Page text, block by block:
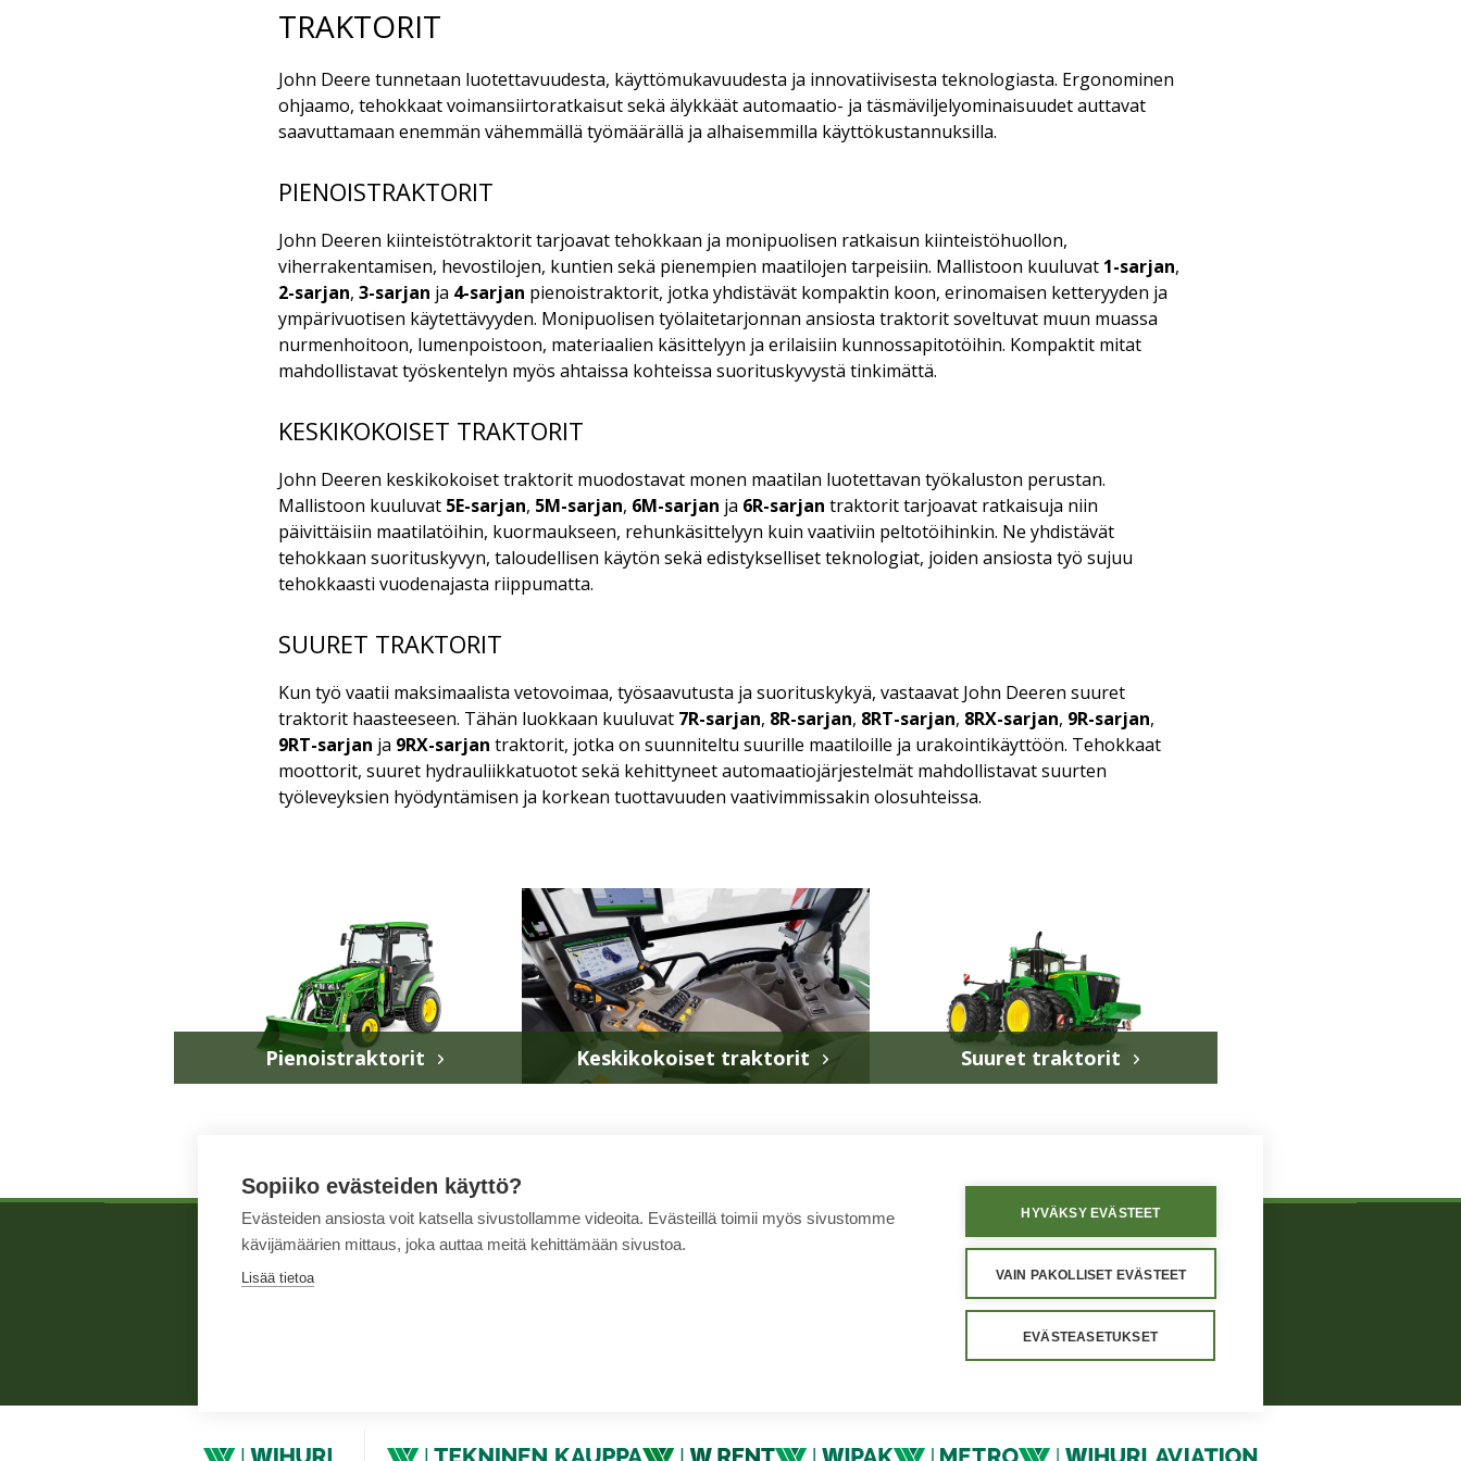
TRAKTORIT
John Deere tunnetaan luotettavuudesta, käyttömukavuudesta ja innovatiivisesta teknologiasta. Ergonominen
ohjaamo, tehokkaat voimansiirtoratkaisut sekä älykkäät automaatio- ja täsmäviljelyominaisuudet auttavat
saavuttamaan enemmän vähemmällä työmäärällä ja alhaisemmilla käyttökustannuksilla.
PIENOISTRAKTORIT
John Deeren kiinteistötraktorit tarjoavat tehokkaan ja monipuolisen ratkaisun kiinteistöhuollon,
viherrakentamisen, hevostilojen, kuntien sekä pienempien maatilojen tarpeisiin. Mallistoon kuuluvat 1-sarjan,
2-sarjan, 3-sarjan ja 4-sarjan pienoistraktorit, jotka yhdistävät kompaktin koon, erinomaisen ketteryyden ja
ympärivuotisen käytettävyyden. Monipuolisen työlaitetarjonnan ansiosta traktorit soveltuvat muun muassa
nurmenhoitoon, lumenpoistoon, materiaalien käsittelyyn ja erilaisiin kunnossapitotöihin. Kompaktit mitat
mahdollistavat työskentelyn myös ahtaissa kohteissa suorituskyvystä tinkimättä.
KESKIKOKOISET TRAKTORIT
John Deeren keskikokoiset traktorit muodostavat monen maatilan luotettavan työkaluston perustan.
Mallistoon kuuluvat 5E-sarjan, 5M-sarjan, 6M-sarjan ja 6R-sarjan traktorit tarjoavat ratkaisuja niin
päivittäisiin maatilatöihin, kuormaukseen, rehunkäsittelyyn kuin vaativiin peltotöihinkin. Ne yhdistävät
tehokkaan suorituskyvyn, taloudellisen käytön sekä edistykselliset teknologiat, joiden ansiosta työ sujuu
tehokkaasti vuodenajasta riippumatta.
SUURET TRAKTORIT
Kun työ vaatii maksimaalista vetovoimaa, työsaavutusta ja suorituskykyä, vastaavat John Deeren suuret
traktorit haasteeseen. Tähän luokkaan kuuluvat 7R-sarjan, 8R-sarjan, 8RT-sarjan, 8RX-sarjan, 9R-sarjan,
9RT-sarjan ja 9RX-sarjan traktorit, jotka on suunniteltu suurille maatiloille ja urakointikäyttöön. Tehokkaat
moottorit, suuret hydrauliikkatuotot sekä kehittyneet automaatiojärjestelmät mahdollistavat suurten
työleveyksien hyödyntämisen ja korkean tuottavuuden vaativimmissakin olosuhteissa.
Pienoistraktorit Keskikokoiset traktorit Suuret traktorit
Evästeasetukset
Sopiiko evästeiden käyttö?
Evästeiden ansiosta voit katsella sivustollamme videoita. Evästeillä toimii myös sivustomme
kävijämäärien mittaus, joka auttaa meitä kehittämään sivustoa.
Lisää tietoa
HYVÄKSY EVÄSTEET
VAIN PAKOLLISET EVÄSTEET
EVÄSTEASETUKSET